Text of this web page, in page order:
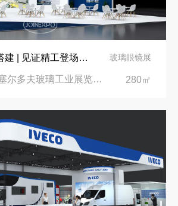
德国展览设计搭建 | 见证精工登场玻璃工业展览会 Glasstec 2024 玻璃眼镜展
2024年德国杜塞尔多夫玻璃工业展览会Glasstec|德国杜塞尔多夫会展中心 280㎡